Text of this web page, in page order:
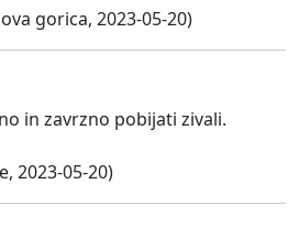
gorica, 2023-05-20)
in zavrzno pobijati zivali.
2023-05-20)